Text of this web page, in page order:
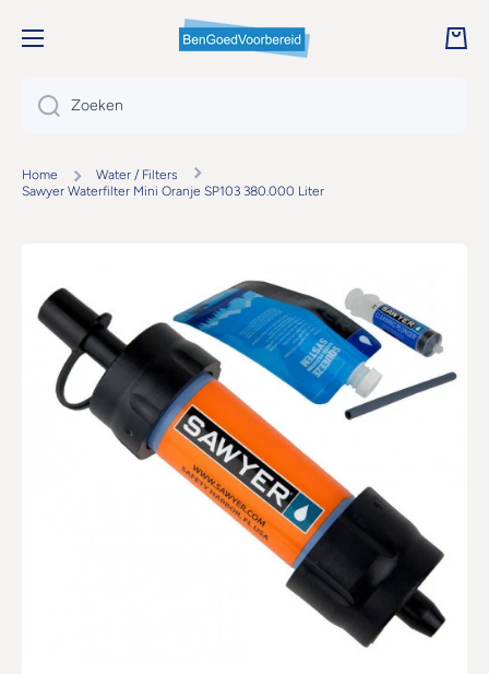
DOORGAAN NAAR ARTIKEL
Zoeken
Home
Water / Filters
Sawyer Waterfilter Mini Oranje SP103 380.000 Liter